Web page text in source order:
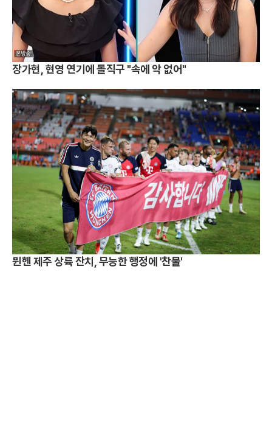
장가현, 현영 연기에 돌직구 "속에 악 없어"
뮌헨 제주 상륙 잔치, 무능한 행정에 '찬물'